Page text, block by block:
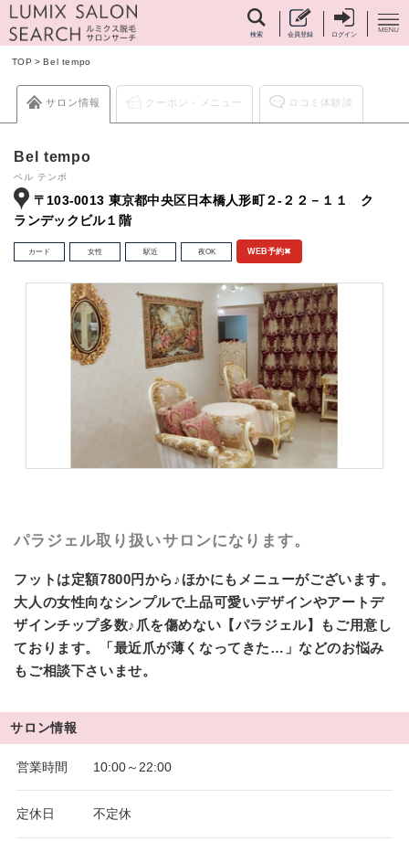
検索 会員登録 ログイン
TOP >Bel tempo
サロン情報 クーポン・メニュー ロコミ体験談
Bel tempo
ベル テンポ
〒103-0013 東京都中央区日本橋人形町２-２２－１１ ク
ランデックビル１階
カード 女性 駅近 夜OK WEB予約✖
パラジェル取り扱いサロンになります。
フットは定額7800円から♪ほかにもメニューがございます。
大人の女性向なシンプルで上品可愛いデザインやアートデ
ザインチップ多数♪爪を傷めない【パラジェル】もご用意し
ております。「最近爪が薄くなってきた…」などのお悩み
もご相談下さいませ。
サロン情報
営業時間 10:00～22:00
定休日 不定休